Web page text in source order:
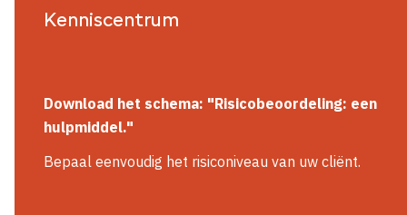
Kenniscentrum
Download het schema: "Risicobeoordeling: een
hulpmiddel."
Bepaal eenvoudig het risiconiveau van uw cliënt.